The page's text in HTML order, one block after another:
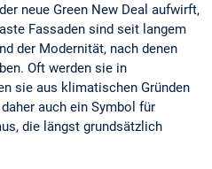
neue Green New Deal aufwirft,
Fassaden sind seit langem
der Modernität, nach denen
Oft werden sie in
sie aus klimatischen Gründen
auch ein Symbol für
die längst grundsätzlich